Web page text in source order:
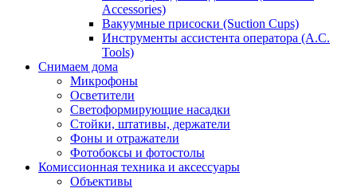
Accessories)
Вакуумные присоски (Suction Cups)
Инструменты ассистента оператора (A.C.
Tools)
Снимаем дома
Микрофоны
Осветители
Светоформирующие насадки
Стойки, штативы, держатели
Фоны и отражатели
Фотобоксы и фотостолы
Комиссионная техника и аксессуары
Объективы